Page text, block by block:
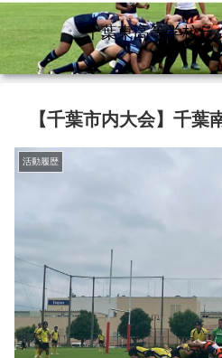
千葉東高等学校ラ
【千葉市内大会】千葉
活動履歴